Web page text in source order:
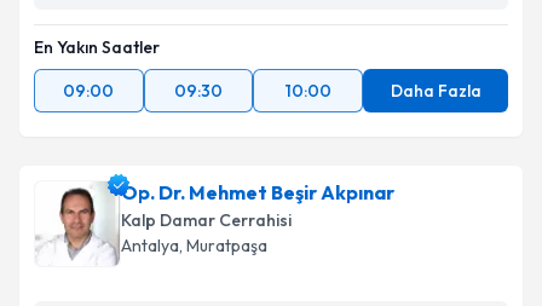
En Yakın Saatler
09:00
09:30 10:00 Daha Fazla
Op. Dr. Mehmet Beşir Akpınar
Kalp Damar Cerrahisi
Antalya, Muratpaşa